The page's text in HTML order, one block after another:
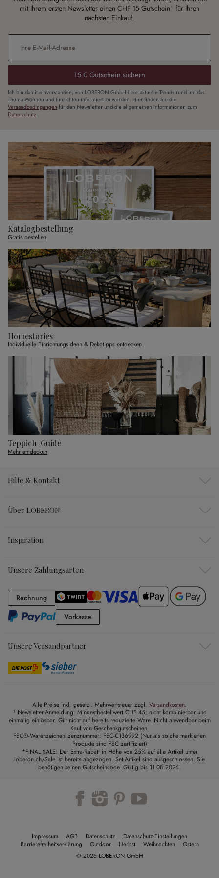
mit Ihrem ersten Newsletter einen CHF 15 Gutschein¹ für Ihren
nächsten Einkauf.
E-Mail-Adresse
15 € Gutschein sichern
Ich bin damit einverstanden, von LOBERON GmbH über aktuelle Trends rund um das
Thema Wohnen und Einrichten informiert zu werden. Hier finden Sie die
Versandbedingungen für den Newsletter und die allgemeinen Informationen zum
Datenschutz.
Katalogbestellung
Gratis bestellen
Homestories
Individuelle Einrichtungsideen & Dekotipps entdecken
Teppich-Guide
Mehr entdecken
Hilfe & Kontakt
Über LOBERON
Inspiration
Unsere Zahlungsarten
RechnungRechnung
Vorkasse
Unsere Versandpartner
Alle Preise inkl. gesetzl. Mehrwertsteuer zzgl. Versandkosten.
¹ Newsletter-Anmeldung: Mindestbestellwert CHF 45; nicht kombinierbar und
einmalig einlösbar. Gilt nicht auf bereits reduzierte Ware. Nicht anwendbar beim
Kauf von Geschenkgutscheinen.
FSC®-Warenzeichenlizenznummer: FSC-C136992 (Nur als solche markierten
Produkte sind FSC zertifiziert)
*FINAL SALE: Der Extra-Rabatt in Höhe von 25% auf alle Artikel unter
loberon.ch/Sale ist bereits abgezogen. Set-Artikel sind ausgeschlossen. Sie
benötigen keinen Gutscheincode. Gültig bis 11.08.2026.
Impressum AGB Datenschutz
Datenschutz-Einstellungen
Barrierefreiheitserklärung
Outdoor Herbst Weihnachten
Ostern
© 2026 LOBERON GmbH